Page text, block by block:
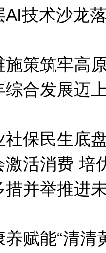
AI技术沙龙
策筑牢高
综合发展迈
社保民生底
激活消费 培
并举推进
赋能“清清